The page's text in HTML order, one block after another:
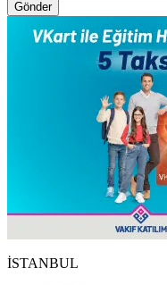
Gönder
İSTANBUL